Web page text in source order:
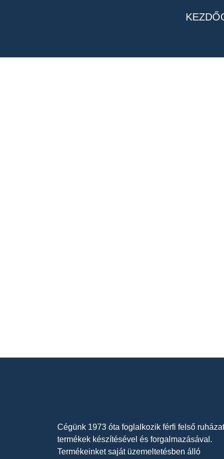
Cégünk 1973 óta foglalkozik férfi felső
termékek készítésével és forgalmazásával.
Termékeinket saját üzemeltetésben álló